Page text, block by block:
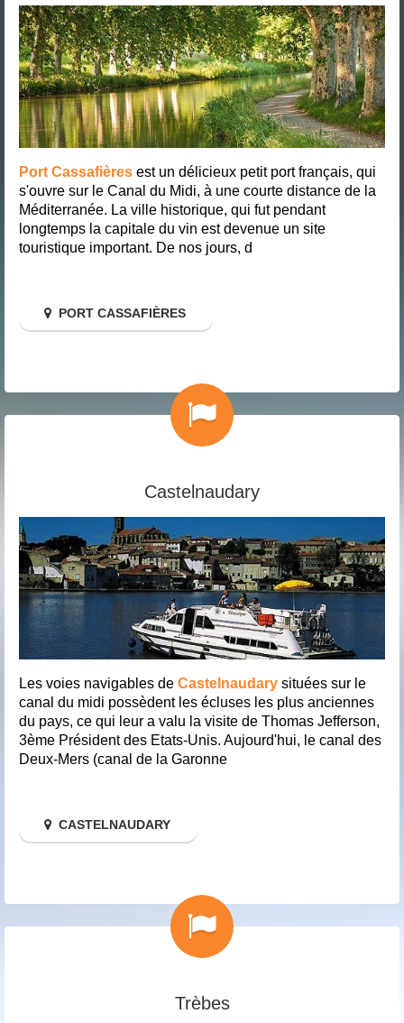
Port Cassafières est un délicieux petit port français, qui
s'ouvre sur le Canal du Midi, à une courte distance de la
Méditerranée. La ville historique, qui fut pendant
longtemps la capitale du vin est devenue un site
touristique important. De nos jours, d
PORT CASSAFIÈRES
Castelnaudary
Les voies navigables de Castelnaudary situées sur le
canal du midi possèdent les écluses les plus anciennes
du pays, ce qui leur a valu la visite de Thomas Jefferson,
3ème Président des Etats-Unis. Aujourd'hui, le canal des
Deux-Mers (canal de la Garonne
CASTELNAUDARY
Trèbes